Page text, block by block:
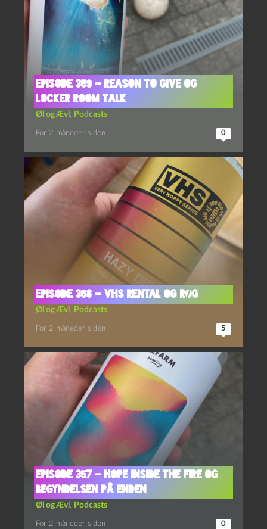
Episode 359 – Reason to Give og
Locker Room Talk
Øl og Ævl , Podcasts
For 2 måneder siden 0
Episode 358 – VHS Rental og Røg
Øl og Ævl , Podcasts
For 2 måneder siden 5
Episode 357 – Hope Inside The Fire og
Begyndelsen På Enden
Øl og Ævl , Podcasts
For 2 måneder siden 0